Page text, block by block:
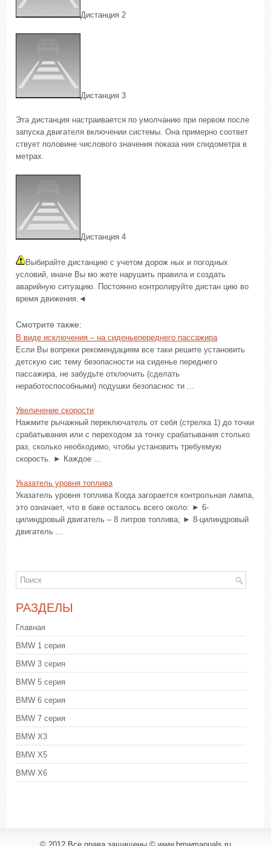
Дистанция 2
Дистанция 3
Эта дистанция настраивается по умолчанию при первом после
запуска двигателя включении системы. Она примерно соответ
ствует половине числового значения показа ния спидометра в
метрах.
Дистанция 4
Выбирайте дистанцию с учетом дорож ных и погодных
условий, иначе Вы мо жете нарушить правила и создать
аварийную ситуацию. Постоянно контролируйте дистан цию во
время движения.◄
Смотрите также:
В виде исключения – на сиденьепереднего пассажира
Если Вы вопреки рекомендациям все таки решите установить
детскую сис тему безопасности на сиденье переднего
пассажира, не забудьте отключить (сделать
неработоспособными) подушки безопаснос ти ...
Увеличение скорости
Нажмите рычажный переключатель от себя (стрелка 1) до точки
срабатывания или с переходом за точку срабатывания столько
раз, сколько необходимо, чтобы установить требуемую
скорость. ► Каждое ...
Указатель уровня топлива
Указатель уровня топлива Когда загорается контрольная лампа,
это означает, что в баке осталось всего около: ► 6-
цилиндровый двигатель – 8 литров топлива; ► 8-цилиндровый
двигатель ...
РАЗДЕЛЫ
Главная
BMW 1 серия
BMW 3 серия
BMW 5 серия
BMW 6 серия
BMW 7 серия
BMW X3
BMW X5
BMW X6